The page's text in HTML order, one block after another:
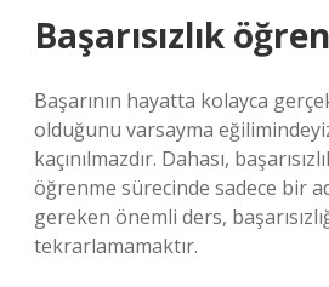
Başarısızlık
Başarının hayatta kolayca
olduğunu varsayma
kaçınılmazdır. Dahası,
öğrenme sürecinde sadece bir
gereken önemli ders,
tekrarlamamaktır.